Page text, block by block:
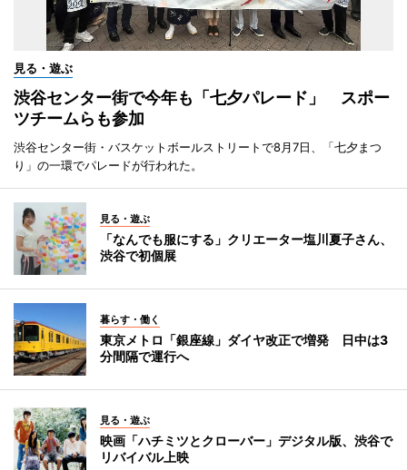
見る・遊ぶ
渋谷センター街で今年も「七夕パレード」 スポー
ツチームらも参加
渋谷センター街・バスケットボールストリートで8月7日、「七夕まつ
り」の一環でパレードが行われた。
見る・遊ぶ
「なんでも服にする」クリエーター塩川夏子さん、
渋谷で初個展
暮らす・働く
東京メトロ「銀座線」ダイヤ改正で増発 日中は3
分間隔で運行へ
見る・遊ぶ
映画「ハチミツとクローバー」デジタル版、渋谷で
リバイバル上映